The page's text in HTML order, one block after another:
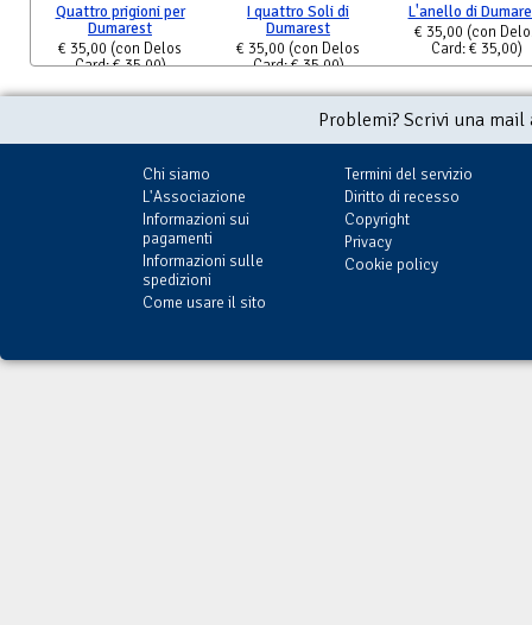
Quattro prigioni per
Dumarest
€ 35,00 (con Delos
Card: € 35,00)
I quattro Soli di
Dumarest
€ 35,00 (con Delos
Card: € 35,00)
L'anello di
€ 35,00 (con
Card: € 35,00)
Problemi? Scrivi una
Chi siamo
L'Associazione
Informazioni sui
pagamenti
Informazioni sulle
spedizioni
Come usare il sito
Termini del servizio
Diritto di recesso
Copyright
Privacy
Cookie policy